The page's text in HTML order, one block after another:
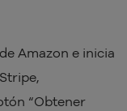
Amazon e inicia
“Obtener